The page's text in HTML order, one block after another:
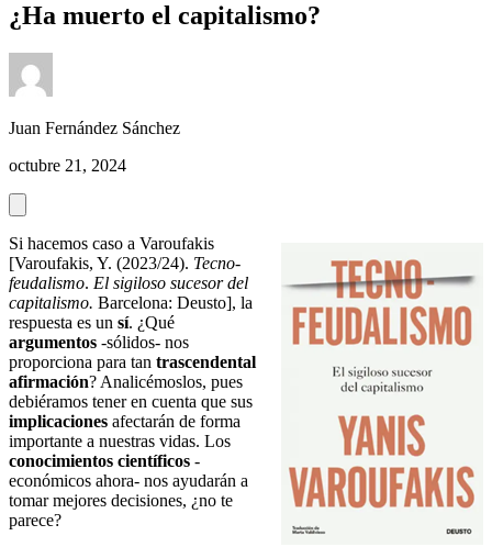
¿Ha muerto el capitalismo?
Juan Fernández Sánchez
octubre 21, 2024
Si hacemos caso a Varoufakis
[Varoufakis, Y. (2023/24). Tecno-
feudalismo. El sigiloso sucesor del
capitalismo. Barcelona: Deusto], la
respuesta es un sí. ¿Qué
argumentos -sólidos- nos
proporciona para tan trascendental
afirmación? Analicémoslos, pues
debiéramos tener en cuenta que sus
implicaciones afectarán de forma
importante a nuestras vidas. Los
conocimientos científicos -
económicos ahora- nos ayudarán a
tomar mejores decisiones, ¿no te
parece?